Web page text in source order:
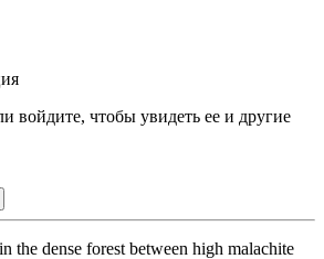
войдите, чтобы увидеть ее и другие
the dense forest between high malachite